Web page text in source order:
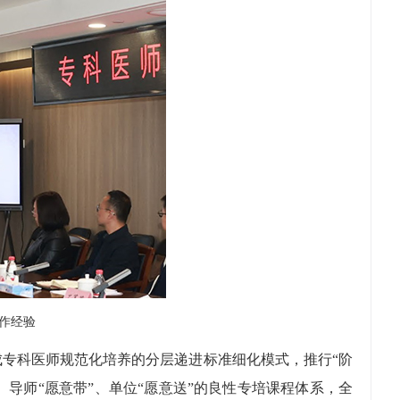
经验
医师规范化培养的分层递进标准细化模式，推行“阶
师“愿意带”、单位“愿意送”的良性专培课程体系，全